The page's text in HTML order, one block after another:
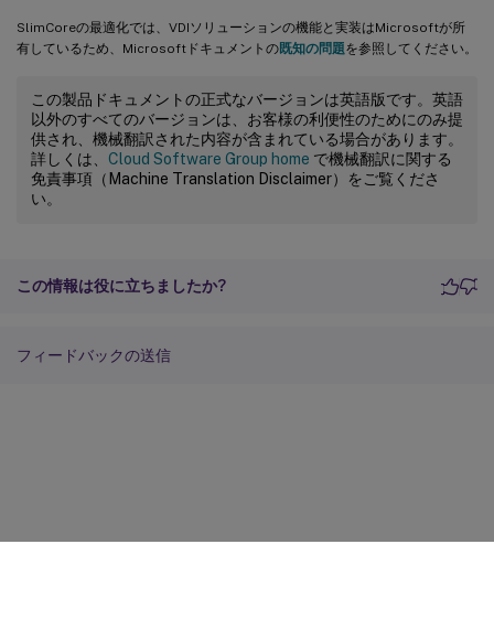
SlimCoreの最適化では、VDIソリューションの機能と実装はMicrosoftが所
有しているため、Microsoftドキュメントの既知の問題を参照してください。
この製品ドキュメントの正式なバージョンは英語版です。英語
以外のすべてのバージョンは、お客様の利便性のためにのみ提
供され、機械翻訳された内容が含まれている場合があります。
詳しくは、 Cloud Software Group home で機械翻訳に関する
免責事項（Machine Translation Disclaimer）をご覧くださ
い。
この情報は役に立ちましたか?
フィードバックの送信